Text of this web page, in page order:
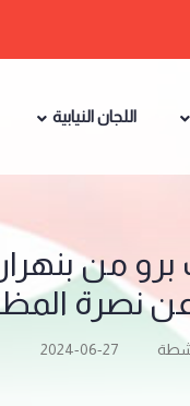
اللجان النيابية
برو من
عن نصرة
2024-06-27